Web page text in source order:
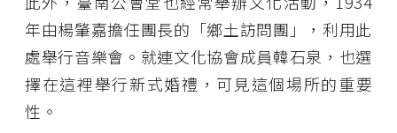
年由楊肇嘉擔任團長的「鄉土訪問團」，利用此
處舉行音樂會。就連文化協會成員韓石泉，也選
擇在這裡舉行新式婚禮，可見這個場所的重要
性。